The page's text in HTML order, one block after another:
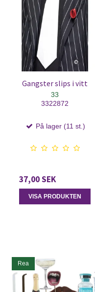
Gangster slips i vitt
33
3322872
På lager (11 st.)
37,00 SEK
VISA PRODUKTEN
Rea